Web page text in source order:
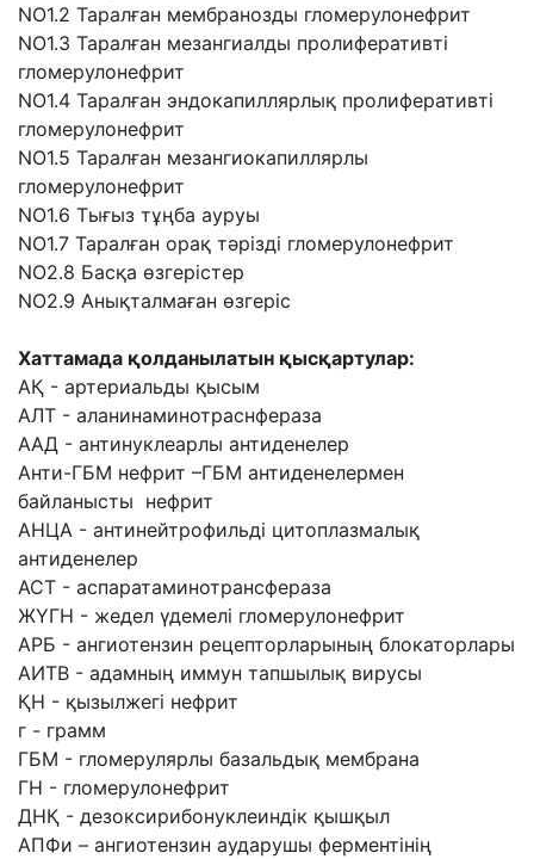
NO1.2 Таралған мембранозды гломерулонефрит
NO1.3 Таралған мезангиалды пролиферативті
гломерулонефрит
NO1.4 Таралған эндокапиллярлық пролиферативті
гломерулонефрит
NO1.5 Таралған мезангиокапиллярлы
гломерулонефрит
NO1.6 Тығыз тұңба ауруы
NO1.7 Таралған орақ тәрізді гломерулонефрит
NO2.8 Басқа өзгерістер
NO2.9 Анықталмаған өзгеріс
Хаттамада қолданылатын қысқартулар:
АҚ - артериальды қысым
АЛТ - аланинаминотраснфераза
ААД - антинуклеарлы антиденелер
Анти-ГБМ нефрит –ГБМ антиденелермен
байланысты нефрит
АНЦА - антинейтрофильді цитоплазмалық
антиденелер
АСТ - аспаратаминотрансфераза
ЖҮГН - жедел үдемелі гломерулонефрит
АРБ - ангиотензин рецепторларының блокаторлары
АИТВ - адамның иммун тапшылық вирусы
ҚН - қызылжегі нефрит
г - грамм
ГБМ - гломерулярлы базальдық мембрана
ГН - гломерулонефрит
ДНҚ - дезоксирибонуклеиндік қышқыл
АПФи – ангиотензин аударушы ферментінің